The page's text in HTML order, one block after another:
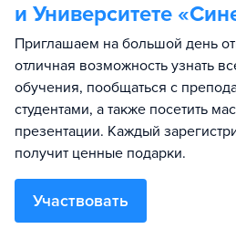
и Университете
Приглашаем на большой день
отличная возможность узнать
обучения, пообщаться с
студентами, а также посетить
презентации. Каждый
получит ценные подарки.
Участвовать